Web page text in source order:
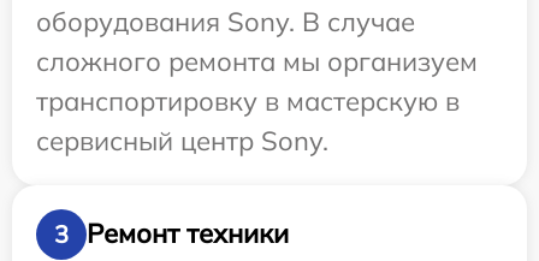
оборудования Sony. В случае
сложного ремонта мы организуем
транспортировку в мастерскую в
сервисный центр Sony.
3
Ремонт техники